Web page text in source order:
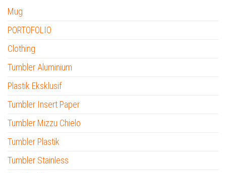
Mug
PORTOFOLIO
Clothing
Tumbler Aluminium
Plastik Eksklusif
Tumbler Insert Paper
Tumbler Mizzu Chielo
Tumbler Plastik
Tumbler Stainless